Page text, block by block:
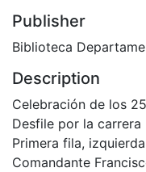
Publisher
Biblioteca
Description
Celebración de los
Desfile por la
Primera fila,
Comandante